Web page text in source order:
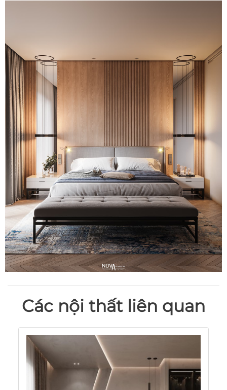
Các nội thất liên quan